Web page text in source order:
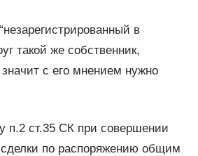
в
такой же собственник,
с его мнением нужно
п.2 ст.35 СК при совершении
по распоряжению общим